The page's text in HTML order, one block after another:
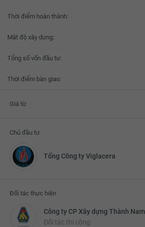
Thời điểm hoàn thành:
Mật độ xây dựng:
Tổng số vốn đầu tư:
Thời điểm bàn giao:
Giá từ
Chủ đầu tư
Tổng Công ty Viglacera
Đối tác thực hiện
Công ty CP Xây dựng Thành Nam
Đối tác thi công